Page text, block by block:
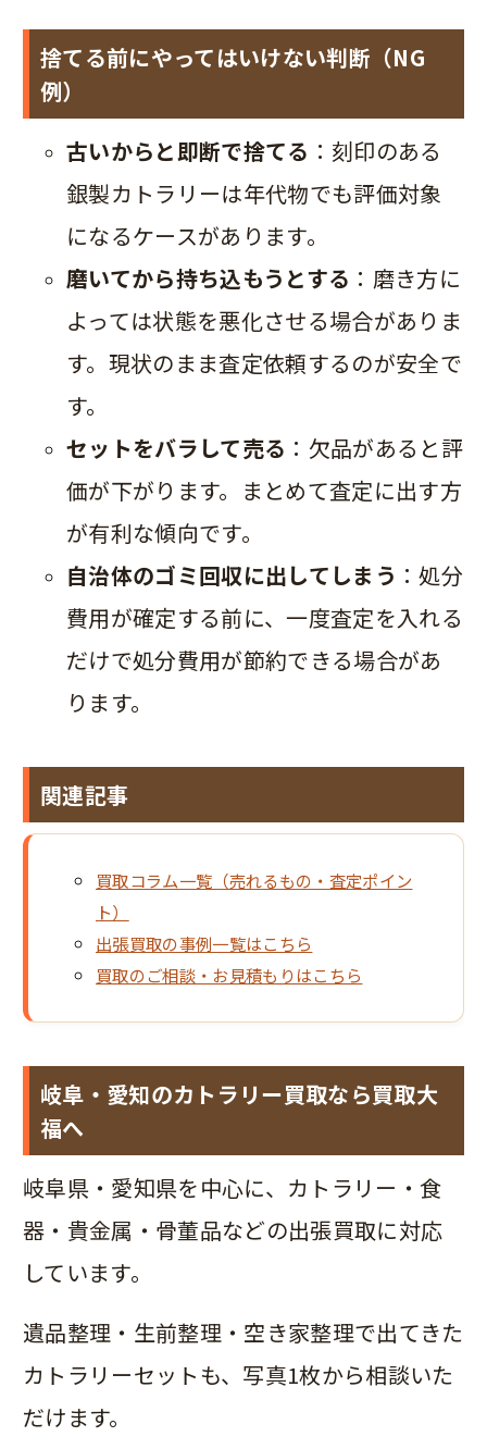
捨てる前にやってはいけない判断（NG
例）
古いからと即断で捨てる ：刻印のある
銀製カトラリーは年代物でも評価対象
になるケースがあります。
磨いてから持ち込もうとする ：磨き方に
よっては状態を悪化させる場合がありま
す。現状のまま査定依頼するのが安全で
す。
セットをバラして売る ：欠品があると評
価が下がります。まとめて査定に出す方
が有利な傾向です。
自治体のゴミ回収に出してしまう ：処分
費用が確定する前に、一度査定を入れる
だけで処分費用が節約できる場合があ
ります。
関連記事
買取コラム一覧（売れるもの・査定ポイン
ト）
出張買取の事例一覧はこちら
買取のご相談・お見積もりはこちら
岐阜・愛知のカトラリー買取なら買取大
福へ
岐阜県・愛知県を中心に、カトラリー・食
器・貴金属・骨董品などの出張買取に対応
しています。
遺品整理・生前整理・空き家整理で出てきた
カトラリーセットも、写真1枚から相談いた
だけます。